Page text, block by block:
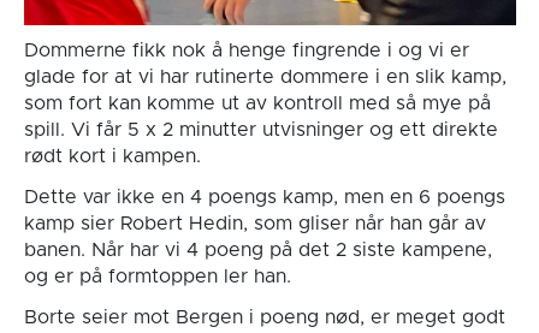
Dommerne fikk nok å henge fingrende i og vi er
glade for at vi har rutinerte dommere i en slik kamp,
som fort kan komme ut av kontroll med så mye på
spill. Vi får 5 x 2 minutter utvisninger og ett direkte
rødt kort i kampen.
Dette var ikke en 4 poengs kamp, men en 6 poengs
kamp sier Robert Hedin, som gliser når han går av
banen. Når har vi 4 poeng på det 2 siste kampene,
og er på formtoppen ler han.
Borte seier mot Bergen i poeng nød, er meget godt